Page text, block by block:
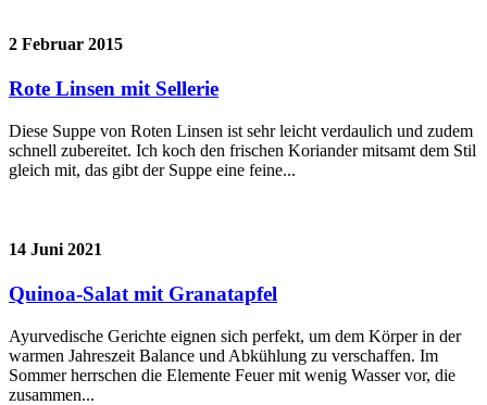
2 Februar 2015
Rote Linsen mit Sellerie
Diese Suppe von Roten Linsen ist sehr leicht verdaulich und zudem
schnell zubereitet. Ich koch den frischen Koriander mitsamt dem Stil
gleich mit, das gibt der Suppe eine feine...
14 Juni 2021
Quinoa-Salat mit Granatapfel
Ayurvedische Gerichte eignen sich perfekt, um dem Körper in der
warmen Jahreszeit Balance und Abkühlung zu verschaffen. Im
Sommer herrschen die Elemente Feuer mit wenig Wasser vor, die
zusammen...